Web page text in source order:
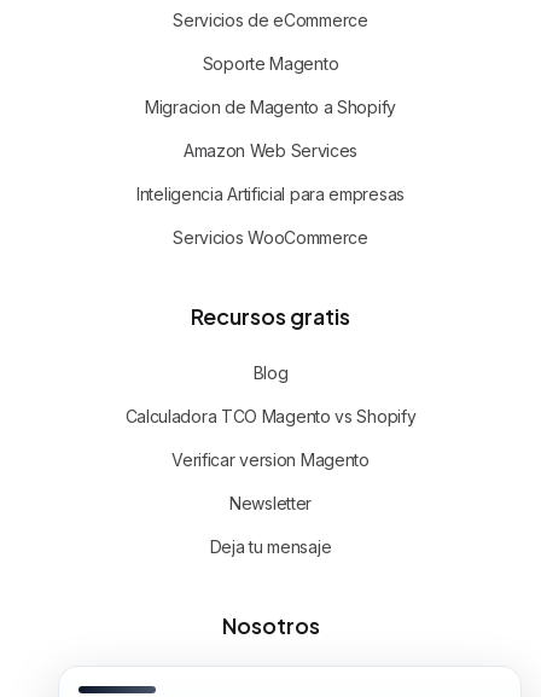
Servicios de eCommerce
Soporte Magento
Migracion de Magento a Shopify
Amazon Web Services
Inteligencia Artificial para empresas
Servicios WooCommerce
Recursos gratis
Blog
Calculadora TCO Magento vs Shopify
Verificar version Magento
Newsletter
Deja tu mensaje
Nosotros